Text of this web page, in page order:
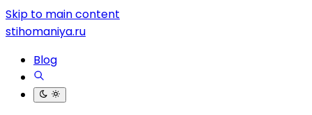
Skip to main content
stihomaniya.ru
Blog